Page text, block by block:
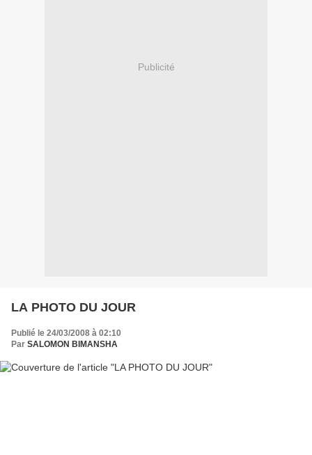
Publicité
LA PHOTO DU JOUR
Publié le 24/03/2008 à 02:10
Par SALOMON BIMANSHA